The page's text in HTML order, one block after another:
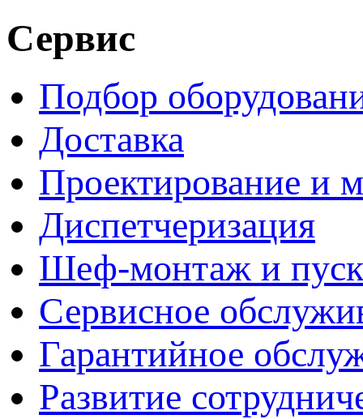
Сервис
Подбор
Доставка
Проектирование и
Диспетчеризация
Шеф-монтаж и
Сервисное
Гарантийное
Развитие